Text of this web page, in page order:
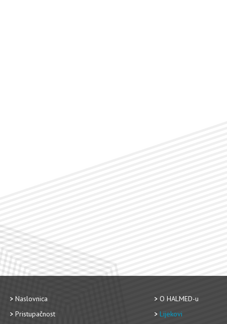
Naslovnica
Pristupačnost
O HALMED-u
Lijekovi